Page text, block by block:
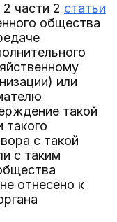
части 2 статьи
общества
или
такой
такого
с такой
с таким
отнесено к